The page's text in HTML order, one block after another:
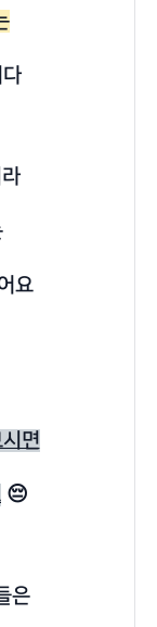
요
면
😔
은